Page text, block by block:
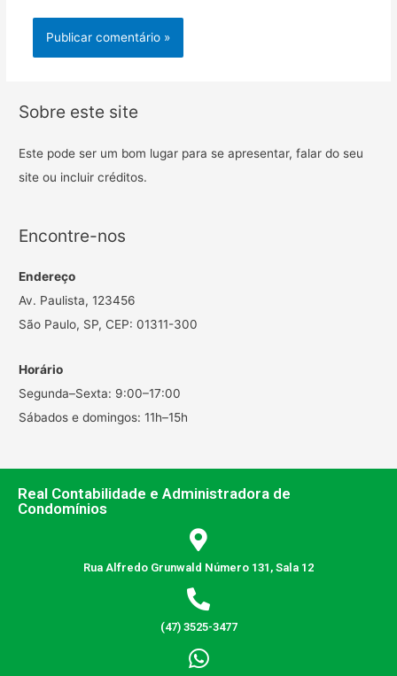
Sobre este site
Este pode ser um bom lugar para se apresentar, falar do seu
site ou incluir créditos.
Encontre-nos
Endereço
Av. Paulista, 123456
São Paulo, SP, CEP: 01311-300
Horário
Segunda–Sexta: 9:00–17:00
Sábados e domingos: 11h–15h
Real Contabilidade e Administradora de
Condomínios
Rua Alfredo Grunwald Número 131, Sala 12
(47) 3525-3477